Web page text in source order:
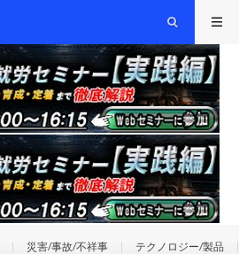
災害/事故/不祥事 テクノロジー/製品